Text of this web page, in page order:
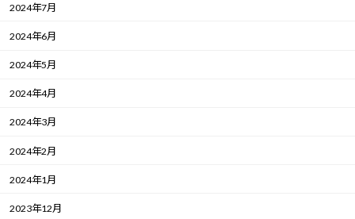
2024年7月
2024年6月
2024年5月
2024年4月
2024年3月
2024年2月
2024年1月
2023年12月